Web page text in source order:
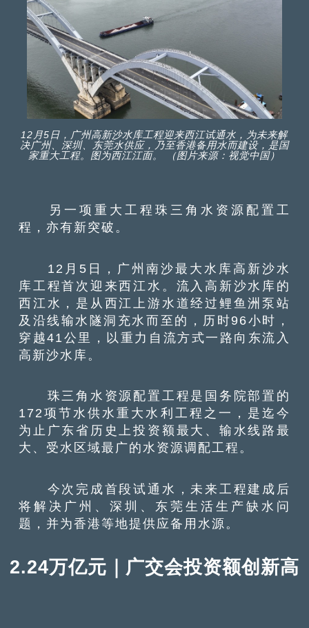
12月5日，广州高新沙水库工程迎来西江试通水，为未来解
决广州、深圳、东莞水供应，乃至香港备用水而建设，是国
家重大工程。图为西江江面。 （图片来源：视觉中国）
另一项重大工程珠三角水资源配置工
程，亦有新突破。
12月5日，广州南沙最大水库高新沙水
库工程首次迎来西江水。流入高新沙水库的
西江水，是从西江上游水道经过鲤鱼洲泵站
及沿线输水隧洞充水而至的，历时96小时，
穿越41公里，以重力自流方式一路向东流入
高新沙水库。
珠三角水资源配置工程是国务院部置的
172项节水供水重大水利工程之一，是迄今
为止广东省历史上投资额最大、输水线路最
大、受水区域最广的水资源调配工程。
今次完成首段试通水，未来工程建成后
将解决广州、深圳、东莞生活生产缺水问
题，并为香港等地提供应备用水源。
2.24万亿元｜广交会投资额创新高